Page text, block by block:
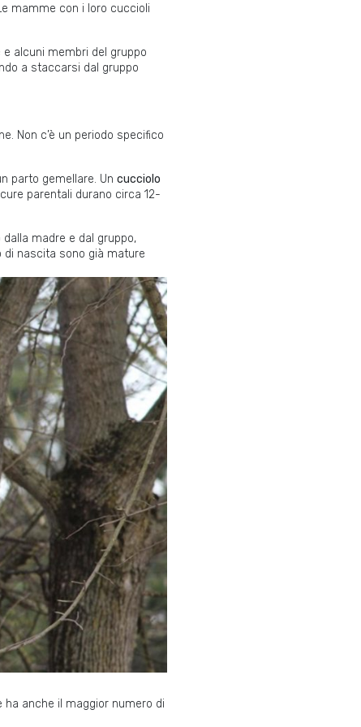
mamme con i loro cuccioli
alcuni membri del gruppo
a staccarsi dal gruppo
Non c’è un periodo specifico
parto gemellare. Un cucciolo
parentali durano circa 12-
dalla madre e dal gruppo,
nascita sono già mature
anche il maggior numero di